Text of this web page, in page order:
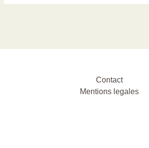
Contact
Mentions legales